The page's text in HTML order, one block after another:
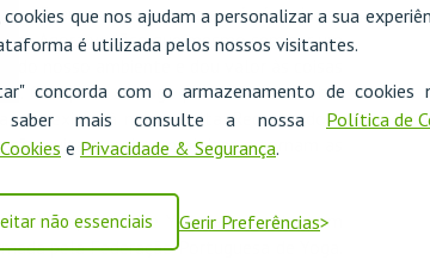
que nos ajudam a personalizar a sua
é utilizada pelos nossos visitantes.
concorda com o armazenamento de cookies
saber mais consulte a nossa Política de
e Privacidade & Segurança.
não essenciais Gerir Preferências
verificamos que o nosso ser é só mais um
Agora verifico que mesmo sem ser um
do nosso ambiente e dou valor às coisas
O tapete de Ioga para mim é o olhar
que existe à nossa volta. Recomendo a
evitam muitas maleitas e tornam as
inicia a prática de Yoga em Londres em
pela Federação Portuguesa de Yoga.